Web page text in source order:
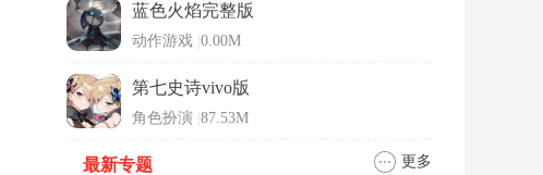
蓝色火焰完整版
动作游戏 0.00M
第七史诗vivo版
角色扮演 87.53M
最新专题 更多